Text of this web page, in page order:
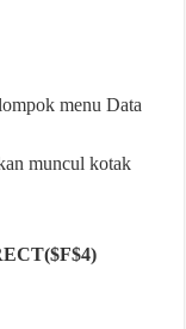
menu Data
muncul kotak